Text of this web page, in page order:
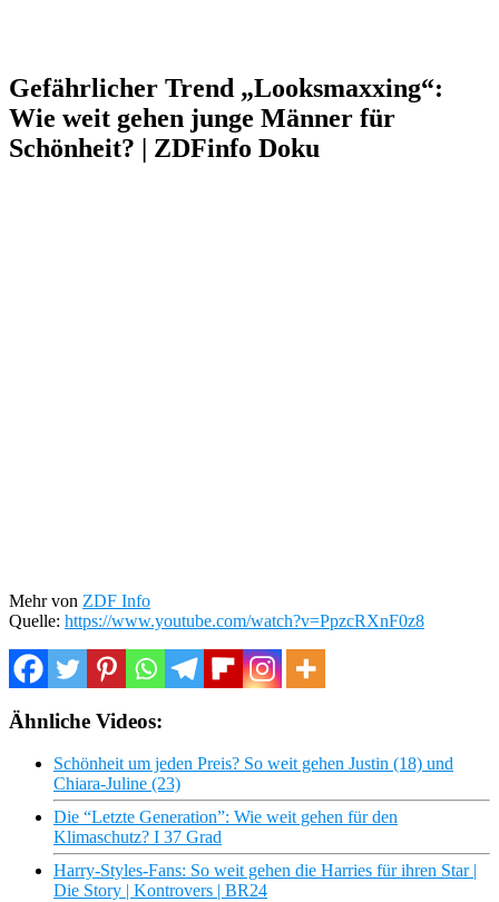
Gefährlicher Trend „Looksmaxxing“:
Wie weit gehen junge Männer für
Schönheit? | ZDFinfo Doku
Mehr von ZDF Info
Quelle: https://www.youtube.com/watch?v=PpzcRXnF0z8
Ähnliche Videos:
Schönheit um jeden Preis? So weit gehen Justin (18) und
Chiara-Juline (23)
Die “Letzte Generation”: Wie weit gehen für den
Klimaschutz? I 37 Grad
Harry-Styles-Fans: So weit gehen die Harries für ihren Star |
Die Story | Kontrovers | BR24